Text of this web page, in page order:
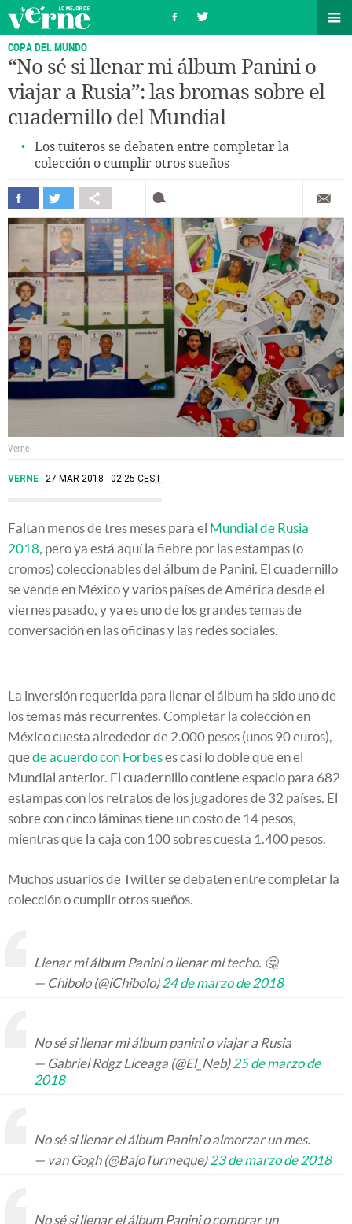
COPA DEL MUNDO
“No sé si llenar mi álbum Panini o
viajar a Rusia”: las bromas sobre el
cuadernillo del Mundial
Los tuiteros se debaten entre completar la
colección o cumplir otros sueños
Verne
VERNE 27 MAR 2018 - 02:25 CEST
Faltan menos de tres meses para el Mundial de Rusia
2018, pero ya está aquí la fiebre por las estampas (o
cromos) coleccionables del álbum de Panini. El cuadernillo
se vende en México y varios países de América desde el
viernes pasado, y ya es uno de los grandes temas de
conversación en las oficinas y las redes sociales.
La inversión requerida para llenar el álbum ha sido uno de
los temas más recurrentes. Completar la colección en
México cuesta alrededor de 2.000 pesos (unos 90 euros),
quede acuerdo con Forbeses casi lo doble que en el
Mundial anterior. El cuadernillo contiene espacio para 682
estampas con los retratos de los jugadores de 32 países. El
sobre con cinco láminas tiene un costo de 14 pesos,
mientras que la caja con 100 sobres cuesta 1.400 pesos.
Muchos usuarios de Twitter se debaten entre completar la
colección o cumplir otros sueños.
Llenar mi álbum Panini o llenar mi techo. 🤔
— Chibolo (@iChibolo)24 de marzo de 2018
No sé si llenar mi álbum panini o viajar a Rusia
— Gabriel Rdgz Liceaga (@El_Neb)25 de marzo de
2018
No sé si llenar el álbum Panini o almorzar un mes.
— van Gogh (@BajoTurmeque)23 de marzo de 2018
No sé si llenar el álbum Panini o comprar un